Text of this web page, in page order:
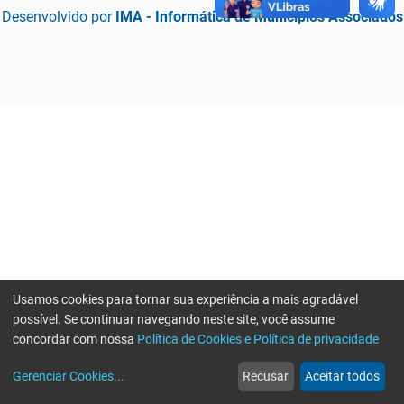
Desenvolvido por IMA - Informática de Municípios Associados
web
Notícias
more_horiz
Mais
Usamos cookies para tornar sua experiência a mais agradável
possível. Se continuar navegando neste site, você assume
concordar com nossa Política de Cookies e Política de privacidade
Gerenciar Cookies... Recusar Aceitar todos
Erro ao enviar informações, por favor tente novamente